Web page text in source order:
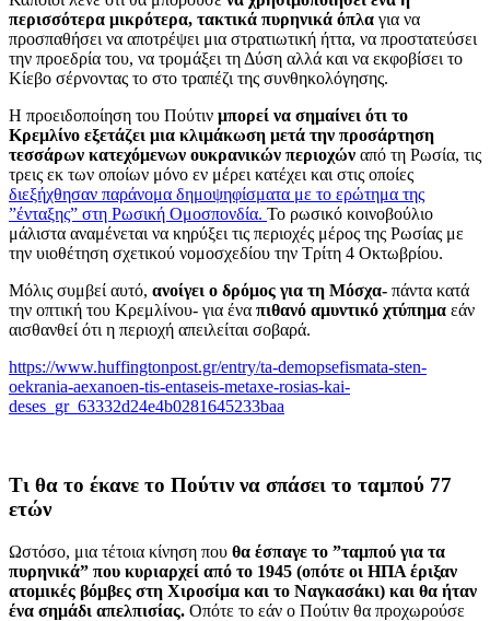
περισσότερα μικρότερα, τακτικά πυρηνικά όπλα για να
προσπαθήσει να αποτρέψει μια στρατιωτική ήττα, να προστατεύσει
την προεδρία του, να τρομάξει τη Δύση αλλά και να εκφοβίσει το
Κίεβο σέρνοντας το στο τραπέζι της συνθηκολόγησης.
Η προειδοποίηση του Πούτιν μπορεί να σημαίνει ότι το
Κρεμλίνο εξετάζει μια κλιμάκωση μετά την προσάρτηση
τεσσάρων κατεχόμενων ουκρανικών περιοχών από τη Ρωσία, τις
τρεις εκ των οποίων μόνο εν μέρει κατέχει και στις οποίες
διεξήχθησαν παράνομα δημοψηφίσματα με το ερώτημα της
”ένταξης” στη Ρωσική Ομοσπονδία. Το ρωσικό κοινοβούλιο
μάλιστα αναμένεται να κηρύξει τις περιοχές μέρος της Ρωσίας με
την υιοθέτηση σχετικού νομοσχεδίου την Τρίτη 4 Οκτωβρίου.
Μόλις συμβεί αυτό, ανοίγει ο δρόμος για τη Μόσχα- πάντα κατά
την οπτική του Κρεμλίνου- για ένα πιθανό αμυντικό χτύπημα εάν
αισθανθεί ότι η περιοχή απειλείται σοβαρά.
https://www.huffingtonpost.gr/entry/ta-demopsefismata-sten-
oekrania-aexanoen-tis-entaseis-metaxe-rosias-kai-
deses_gr_63332d24e4b0281645233baa
Τι θα το έκανε το Πούτιν να σπάσει το ταμπού 77
ετών
Ωστόσο, μια τέτοια κίνηση που θα έσπαγε το ”ταμπού για τα
πυρηνικά” που κυριαρχεί από το 1945 (οπότε οι ΗΠΑ έριξαν
ατομικές βόμβες στη Χιροσίμα και το Ναγκασάκι) και θα ήταν
ένα σημάδι απελπισίας. Οπότε το εάν ο Πούτιν θα προχωρούσε